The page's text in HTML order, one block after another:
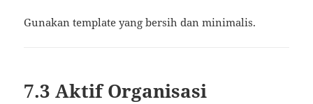
Gunakan template yang bersih dan minimalis.
7.3 Aktif Organisasi